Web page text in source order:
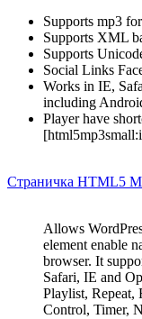
Supports mp3
Supports XML
Supports
Social Links
Works in IE,
including
Player have
Страничка HTML5
Allows
element enable
browser. It
Safari, IE and
Playlist, Repeat,
Control, Timer,